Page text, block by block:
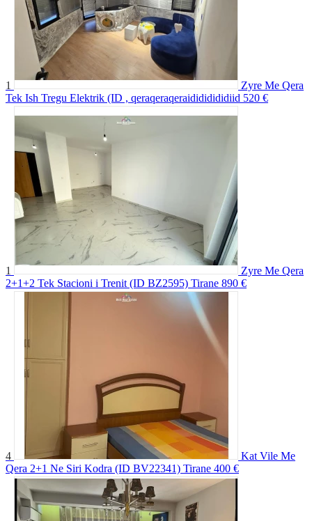
1
Zyre Me Qera
Tek Ish Tregu Elektrik (ID , qeraqeraqeraidididididiid 520 €
1
Zyre Me Qera
2+1+2 Tek Stacioni i Trenit (ID BZ2595) Tirane 890 €
4
Kat Vile Me
Qera 2+1 Ne Siri Kodra (ID BV22341) Tirane 400 €